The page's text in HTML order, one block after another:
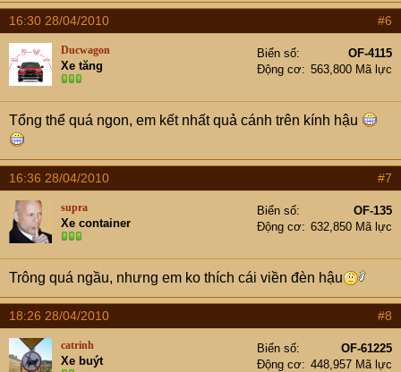
16:30 28/04/2010 #6
Ducwagon
Xe tăng
Biển số
OF-4115
Động cơ
563,800 Mã lực
Tổng thể quá ngon, em kết nhất quả cánh trên kính hậu
16:36 28/04/2010 #7
supra
Xe container
Biển số
OF-135
Động cơ
632,850 Mã lực
Trông quá ngầu, nhưng em ko thích cái viền đèn hậu
18:26 28/04/2010 #8
catrinh
Xe buýt
Biển số
OF-61225
Động cơ
448,957 Mã lực